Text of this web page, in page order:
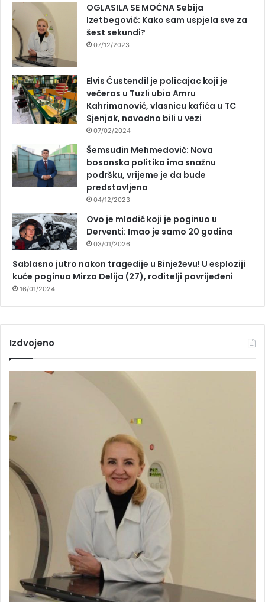
OGLASILA SE MOĆNA Sebija
Izetbegović: Kako sam uspjela sve za
šest sekundi?
07/12/2023
Elvis Ćustendil je policajac koji je
večeras u Tuzli ubio Amru
Kahrimanović, vlasnicu kafića u TC
Sjenjak, navodno bili u vezi
07/02/2024
Šemsudin Mehmedović: Nova
bosanska politika ima snažnu
podršku, vrijeme je da bude
predstavljena
04/12/2023
Ovo je mladić koji je poginuo u
Derventi: Imao je samo 20 godina
03/01/2026
Sablasno jutro nakon tragedije u Binježevu! U esploziji
kuće poginuo Mirza Delija (27), roditelji povrijeđeni
16/01/2024
Izdvojeno